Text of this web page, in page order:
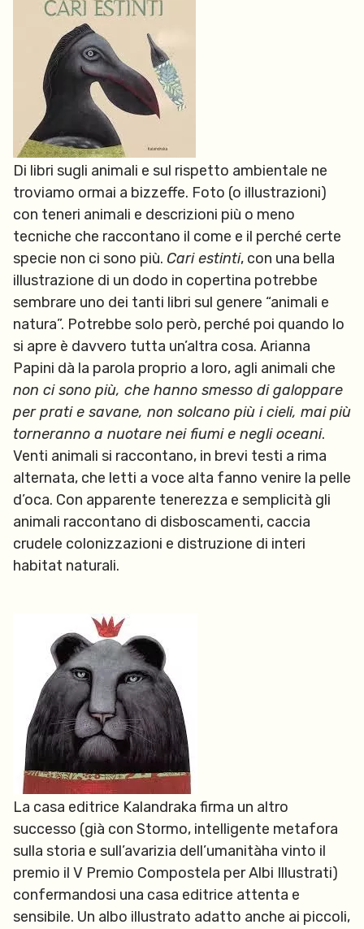
Di libri sugli animali e sul rispetto ambientale ne
troviamo ormai a bizzeffe. Foto (o illustrazioni)
con teneri animali e descrizioni più o meno
tecniche che raccontano il come e il perché certe
specie non ci sono più. Cari estinti, con una bella
illustrazione di un dodo in copertina potrebbe
sembrare uno dei tanti libri sul genere “animali e
natura”. Potrebbe solo però, perché poi quando lo
si apre è davvero tutta un’altra cosa. Arianna
Papini dà la parola proprio a loro, agli animali che
non ci sono più, che hanno smesso di galoppare
per prati e savane, non solcano più i cieli, mai più
torneranno a nuotare nei fiumi e negli oceani.
Venti animali si raccontano, in brevi testi a rima
alternata, che letti a voce alta fanno venire la pelle
d’oca. Con apparente tenerezza e semplicità gli
animali raccontano di disboscamenti, caccia
crudele colonizzazioni e distruzione di interi
habitat naturali.
La casa editrice Kalandraka firma un altro
successo (già con Stormo, intelligente metafora
sulla storia e sull’avarizia dell’umanitàha vinto il
premio il V Premio Compostela per Albi Illustrati)
confermandosi una casa editrice attenta e
sensibile. Un albo illustrato adatto anche ai piccoli,